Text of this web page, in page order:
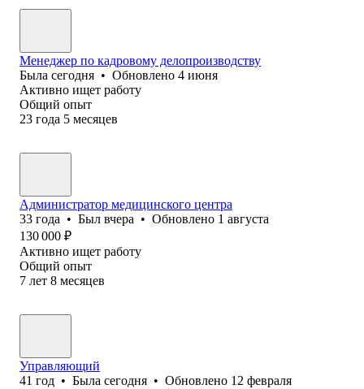
Менеджер по кадровому делопроизводству
Была сегодня • Обновлено 4 июня
Активно ищет работу
Общий опыт
23 года 5 месяцев
Администратор медицинского центра
33 года • Был вчера • Обновлено 1 августа
130 000 ₽
Активно ищет работу
Общий опыт
7 лет 8 месяцев
Управляющий
41 год • Была сегодня • Обновлено 12 февраля